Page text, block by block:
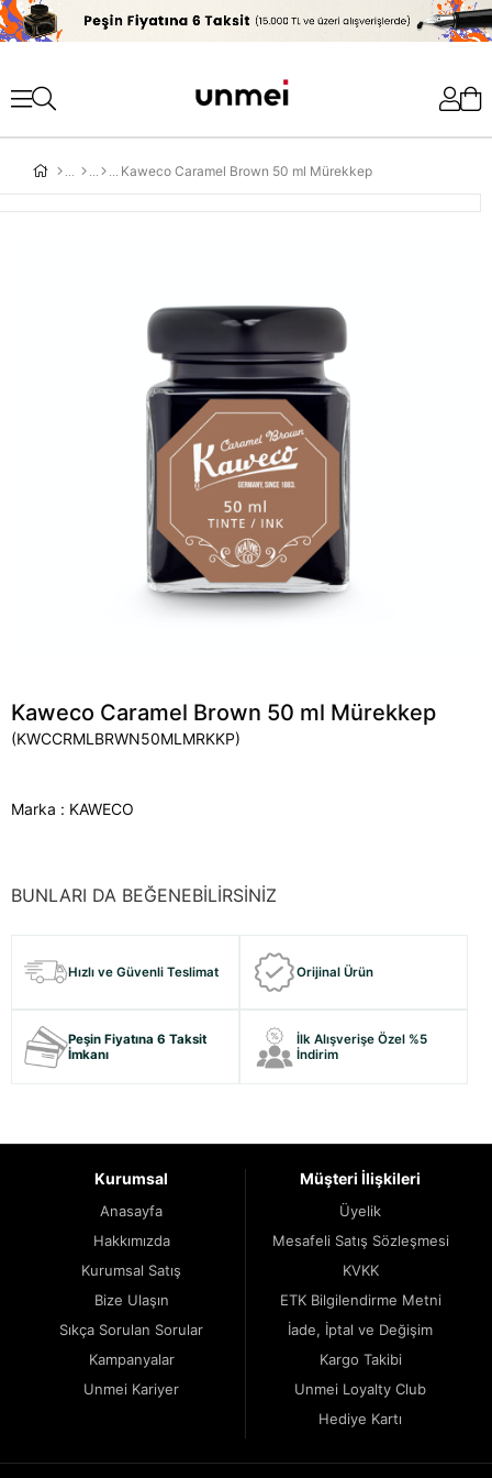
'
Kaweco Caramel Brown 50 ml Mürekkep
Kaweco Caramel Brown 50 ml Mürekkep
(KWCCRMLBRWN50MLMRKKP)
Marka : KAWECO
BUNLARI DA BEĞENEBİLİRSİNİZ
Hızlı ve Güvenli Teslimat Orijinal Ürün
Peşin Fiyatına 6 Taksit
İmkanı
İlk Alışverişe Özel %5
İndirim
Kurumsal
Anasayfa
Hakkımızda
Kurumsal Satış
Bize Ulaşın
Sıkça Sorulan Sorular
Kampanyalar
Unmei Kariyer
Müşteri İlişkileri
Üyelik
Mesafeli Satış Sözleşmesi
KVKK
ETK Bilgilendirme Metni
İade, İptal ve Değişim
Kargo Takibi
Unmei Loyalty Club
Hediye Kartı